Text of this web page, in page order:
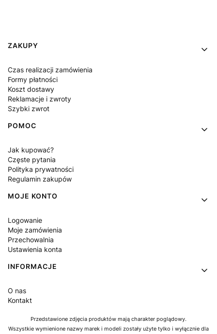
Linki w stopce
ZAKUPY
Czas realizacji zamówienia
Formy płatności
Koszt dostawy
Reklamacje i zwroty
Szybki zwrot
POMOC
Jak kupować?
Częste pytania
Polityka prywatności
Regulamin zakupów
MOJE KONTO
Logowanie
Moje zamówienia
Przechowalnia
Ustawienia konta
INFORMACJE
O nas
Kontakt
Przedstawione zdjęcia produktów mają charakter poglądowy.
Wszystkie wymienione nazwy marek i modeli zostały użyte tylko i wyłącznie dla